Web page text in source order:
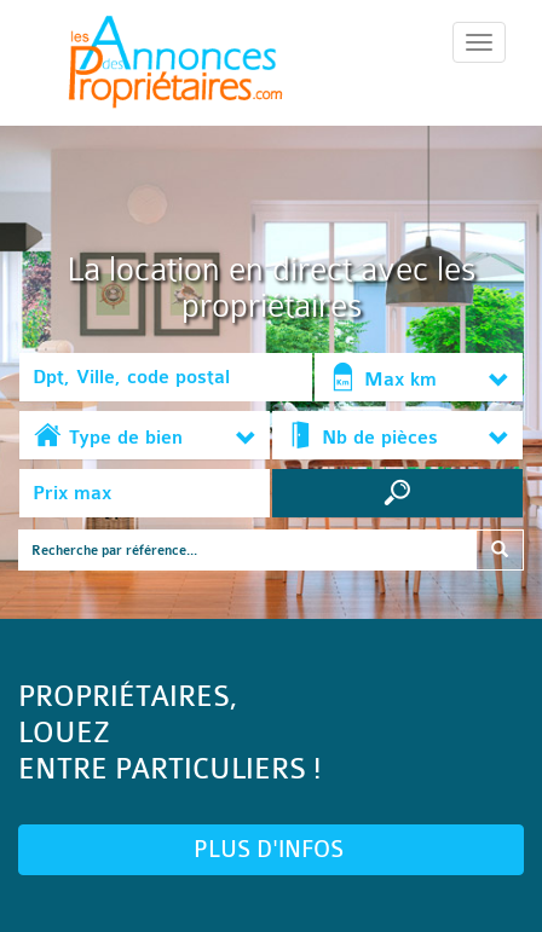
::Menu::
La location en direct avec les
propriétaires
Max km
Type de bien Nb de pièces
PROPRIÉTAIRES,
LOUEZ
ENTRE PARTICULIERS !
PLUS D'INFOS